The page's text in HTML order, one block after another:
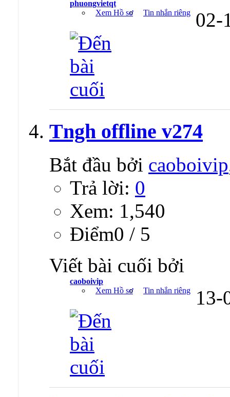
phuongvietqt
Xem Hồ sơ
Tin nhắn riêng 02-
Tngh offline v274
Bắt đầu bởi caoboivip
Trả lời: 0
Xem: 1,540
Ðiểm0 / 5
Viết bài cuối bởi
caoboivip
Xem Hồ sơ
Tin nhắn riêng